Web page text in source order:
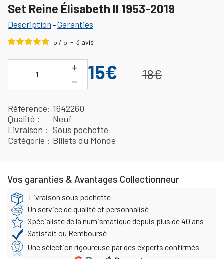
Set Reine Élisabeth II 1953-2019
Description -Garanties
5 / 5 - 3 avis
1
+
−
15€ 18€
Référence 1642260
Qualité
Neuf
Livraison
Sous pochette
Catégorie
Billets du Monde
Vos garanties & Avantages Collectionneur
Livraison sous pochette
Un service de qualité et personnalisé
Spécialiste de la numismatique depuis plus de 40 ans
Satisfait ou Remboursé
Une sélection rigoureuse par des experts confirmés